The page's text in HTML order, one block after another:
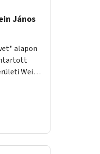
János
alapon
Wein